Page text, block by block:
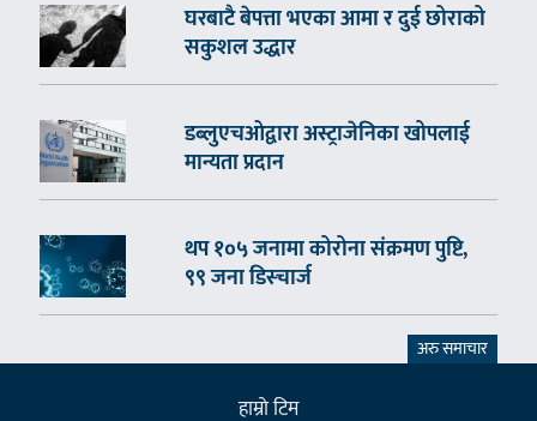
घरबाटै बेपत्ता भएका आमा र दुई छोराको
सकुशल उद्धार
डब्लुएचओद्वारा अस्ट्राजेनिका खोपलाई
मान्यता प्रदान
थप १०५ जनामा कोरोना संक्रमण पुष्टि,
९९ जना डिस्चार्ज
अरु समाचार
हाम्राे टिम